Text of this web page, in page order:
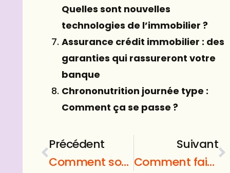
Quelles sont nouvelles
technologies de l’immobilier ?
Assurance crédit immobilier : des
garanties qui rassureront votre
banque
Chrononutrition journée type :
Comment ça se passe ?
Précédent
Comment soulager les brulures d’estomac ?
Suivant
Comment faire une natte collée ?